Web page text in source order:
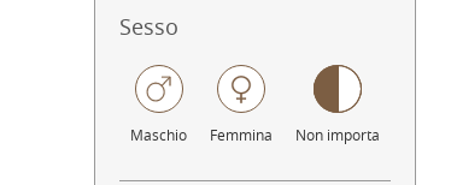
Sesso
Maschio Femmina Non importa